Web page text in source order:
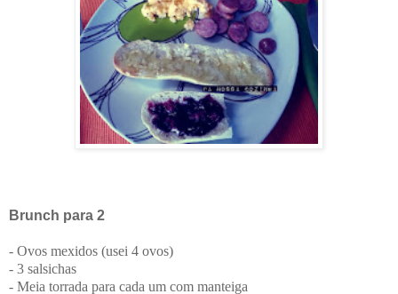
Brunch para 2
- Ovos mexidos (usei 4 ovos)
- 3 salsichas
- Meia torrada para cada um com manteiga